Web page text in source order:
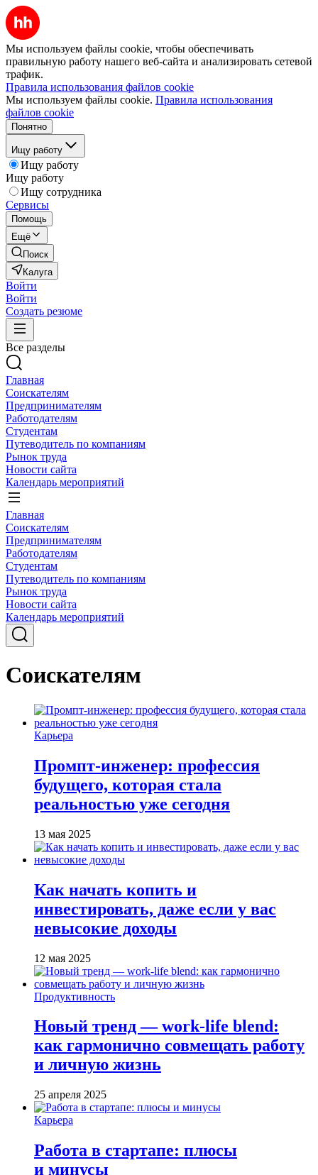
Мы используем файлы cookie, чтобы обеспечивать
правильную работу нашего веб-сайта и анализировать сетевой
трафик.
Правила использования файлов cookie
Мы используем файлы cookie. Правила использования
файлов cookie
Понятно
Ищу работу
Ищу работу
Ищу работу
Ищу сотрудника
Сервисы
Помощь
Ещё
Поиск
Калуга
Войти
Войти
Создать резюме
Все разделы
Главная
Соискателям
Предпринимателям
Работодателям
Студентам
Путеводитель по компаниям
Рынок труда
Новости сайта
Календарь мероприятий
Главная
Соискателям
Предпринимателям
Работодателям
Студентам
Путеводитель по компаниям
Рынок труда
Новости сайта
Календарь мероприятий
Соискателям
Карьера
Промпт-инженер: профессия
будущего, которая стала
реальностью уже сегодня
13 мая 2025
Как начать копить и
инвестировать, даже если у вас
невысокие доходы
12 мая 2025
Продуктивность
Новый тренд — work-life blend:
как гармонично совмещать работу
и личную жизнь
25 апреля 2025
Карьера
Работа в стартапе: плюсы
и минусы